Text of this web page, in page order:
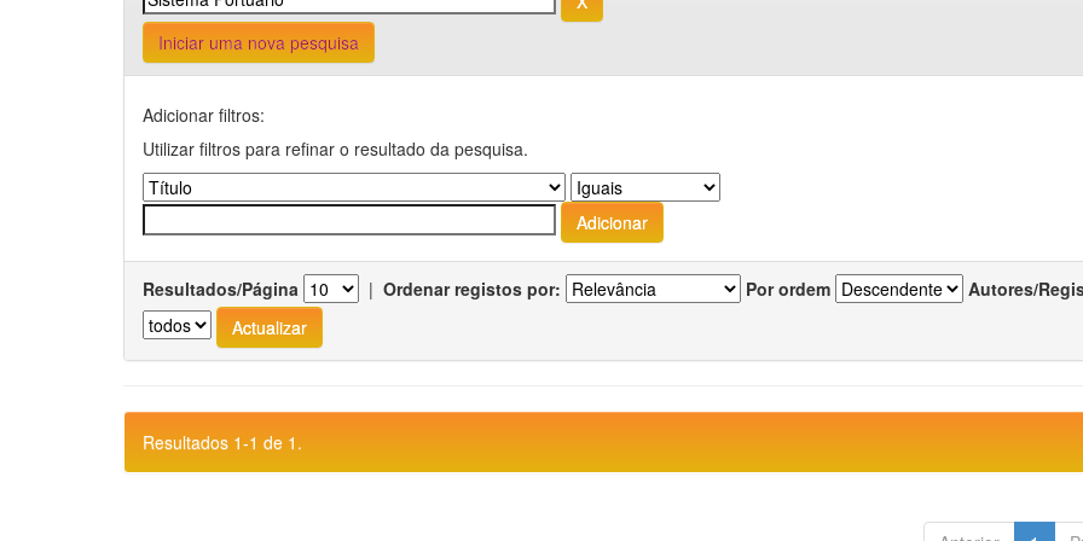
Iniciar uma nova pesquisa
Adicionar filtros:
Utilizar filtros para refinar o resultado da pesquisa.
Resultados/Página | Ordenar registos por: Por ordem Autores/
Resultados 1-1 de 1.